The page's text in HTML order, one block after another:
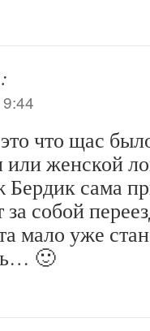
что щас
или женской
Бердик сама
собой
мало уже
🙂